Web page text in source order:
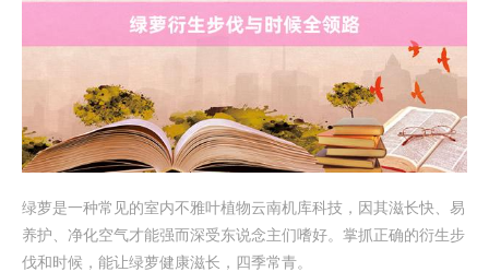
绿萝是一种常见的室内不雅叶植物云南机库科技，因其滋长快、易
养护、净化空气才能强而深受东说念主们嗜好。掌抓正确的衍生步
伐和时候，能让绿萝健康滋长，四季常青。